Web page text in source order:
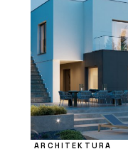
ARCHITEKTURA